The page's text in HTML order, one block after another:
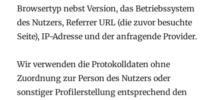
Browsertyp nebst Version, das Betriebssystem
des Nutzers, Referrer URL (die zuvor besuchte
Seite), IP-Adresse und der anfragende Provider.
Wir verwenden die Protokolldaten ohne
Zuordnung zur Person des Nutzers oder
sonstiger Profilerstellung entsprechend den